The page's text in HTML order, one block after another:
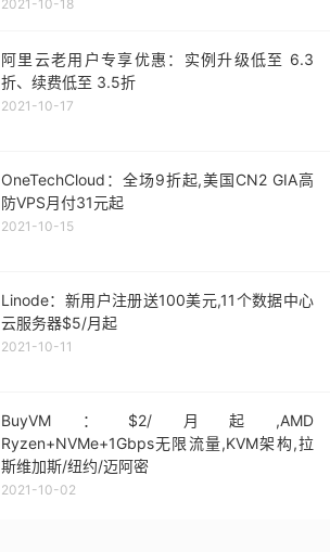
2021-10-18
阿里云老用户专享优惠：实例升级低至 6.3
折、续费低至 3.5折
2021-10-17
OneTechCloud：全场9折起,美国CN2 GIA高
防VPS月付31元起
2021-10-15
Linode：新用户注册送100美元,11个数据中心
云服务器$5/月起
2021-10-11
BuyVM：$2/月起,AMD
Ryzen+NVMe+1Gbps无限流量,KVM架构,拉
斯维加斯/纽约/迈阿密
2021-10-02